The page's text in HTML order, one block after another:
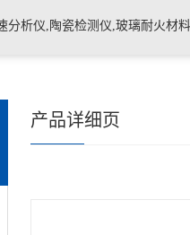
耐火材料检测仪，石墨炭素材料检测仪，高温物性仪，
产品详细页